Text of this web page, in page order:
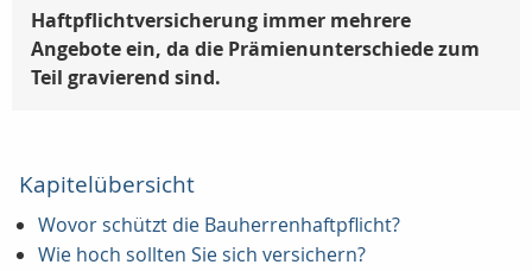
Haftpflichtversicherung immer mehrere
Angebote ein, da die Prämienunterschiede zum
Teil gravierend sind.
Kapitelübersicht
Wovor schützt die Bauherrenhaftpflicht?
Wie hoch sollten Sie sich versichern?